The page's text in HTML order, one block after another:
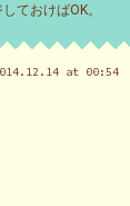
ておけばOK。
at 00:54